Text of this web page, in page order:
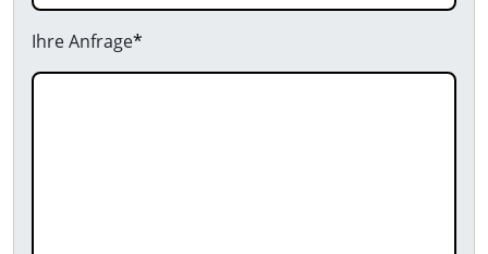
Ihre Anfrage*